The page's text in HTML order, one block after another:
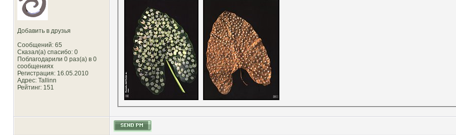
Добавить в друзья
Сообщений: 65
Сказал(а) спасибо: 0
Поблагодарили 0 раз(а) в 0
сообщениях
Регистрация: 16.05.2010
Адрес: Tallinn
Рейтинг: 151